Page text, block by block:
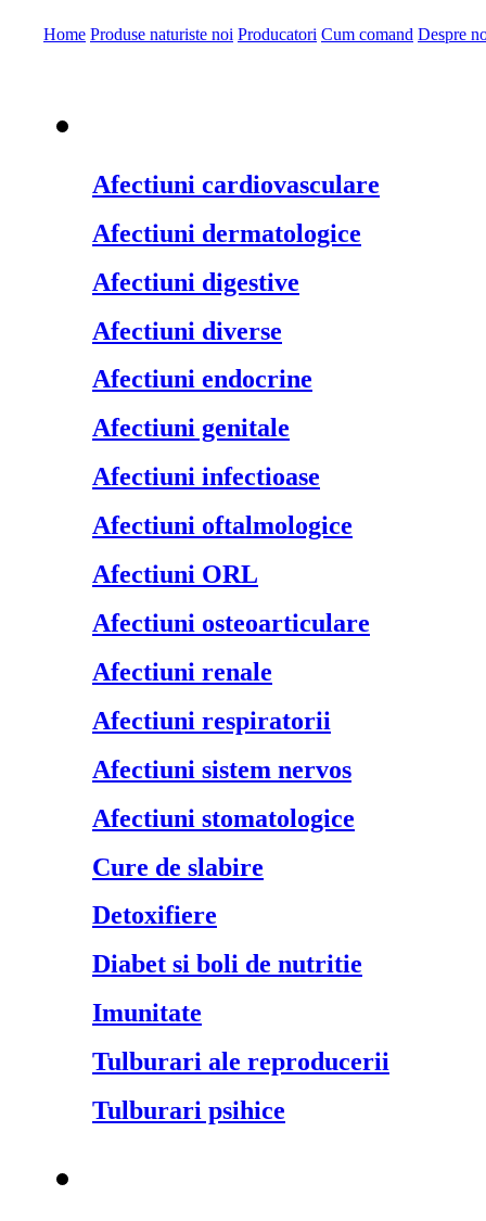
Home Produse naturiste noi Producatori Cum comand Despre
Afectiuni cardiovasculare
Afectiuni dermatologice
Afectiuni digestive
Afectiuni diverse
Afectiuni endocrine
Afectiuni genitale
Afectiuni infectioase
Afectiuni oftalmologice
Afectiuni ORL
Afectiuni osteoarticulare
Afectiuni renale
Afectiuni respiratorii
Afectiuni sistem nervos
Afectiuni stomatologice
Cure de slabire
Detoxifiere
Diabet si boli de nutritie
Imunitate
Tulburari ale reproducerii
Tulburari psihice